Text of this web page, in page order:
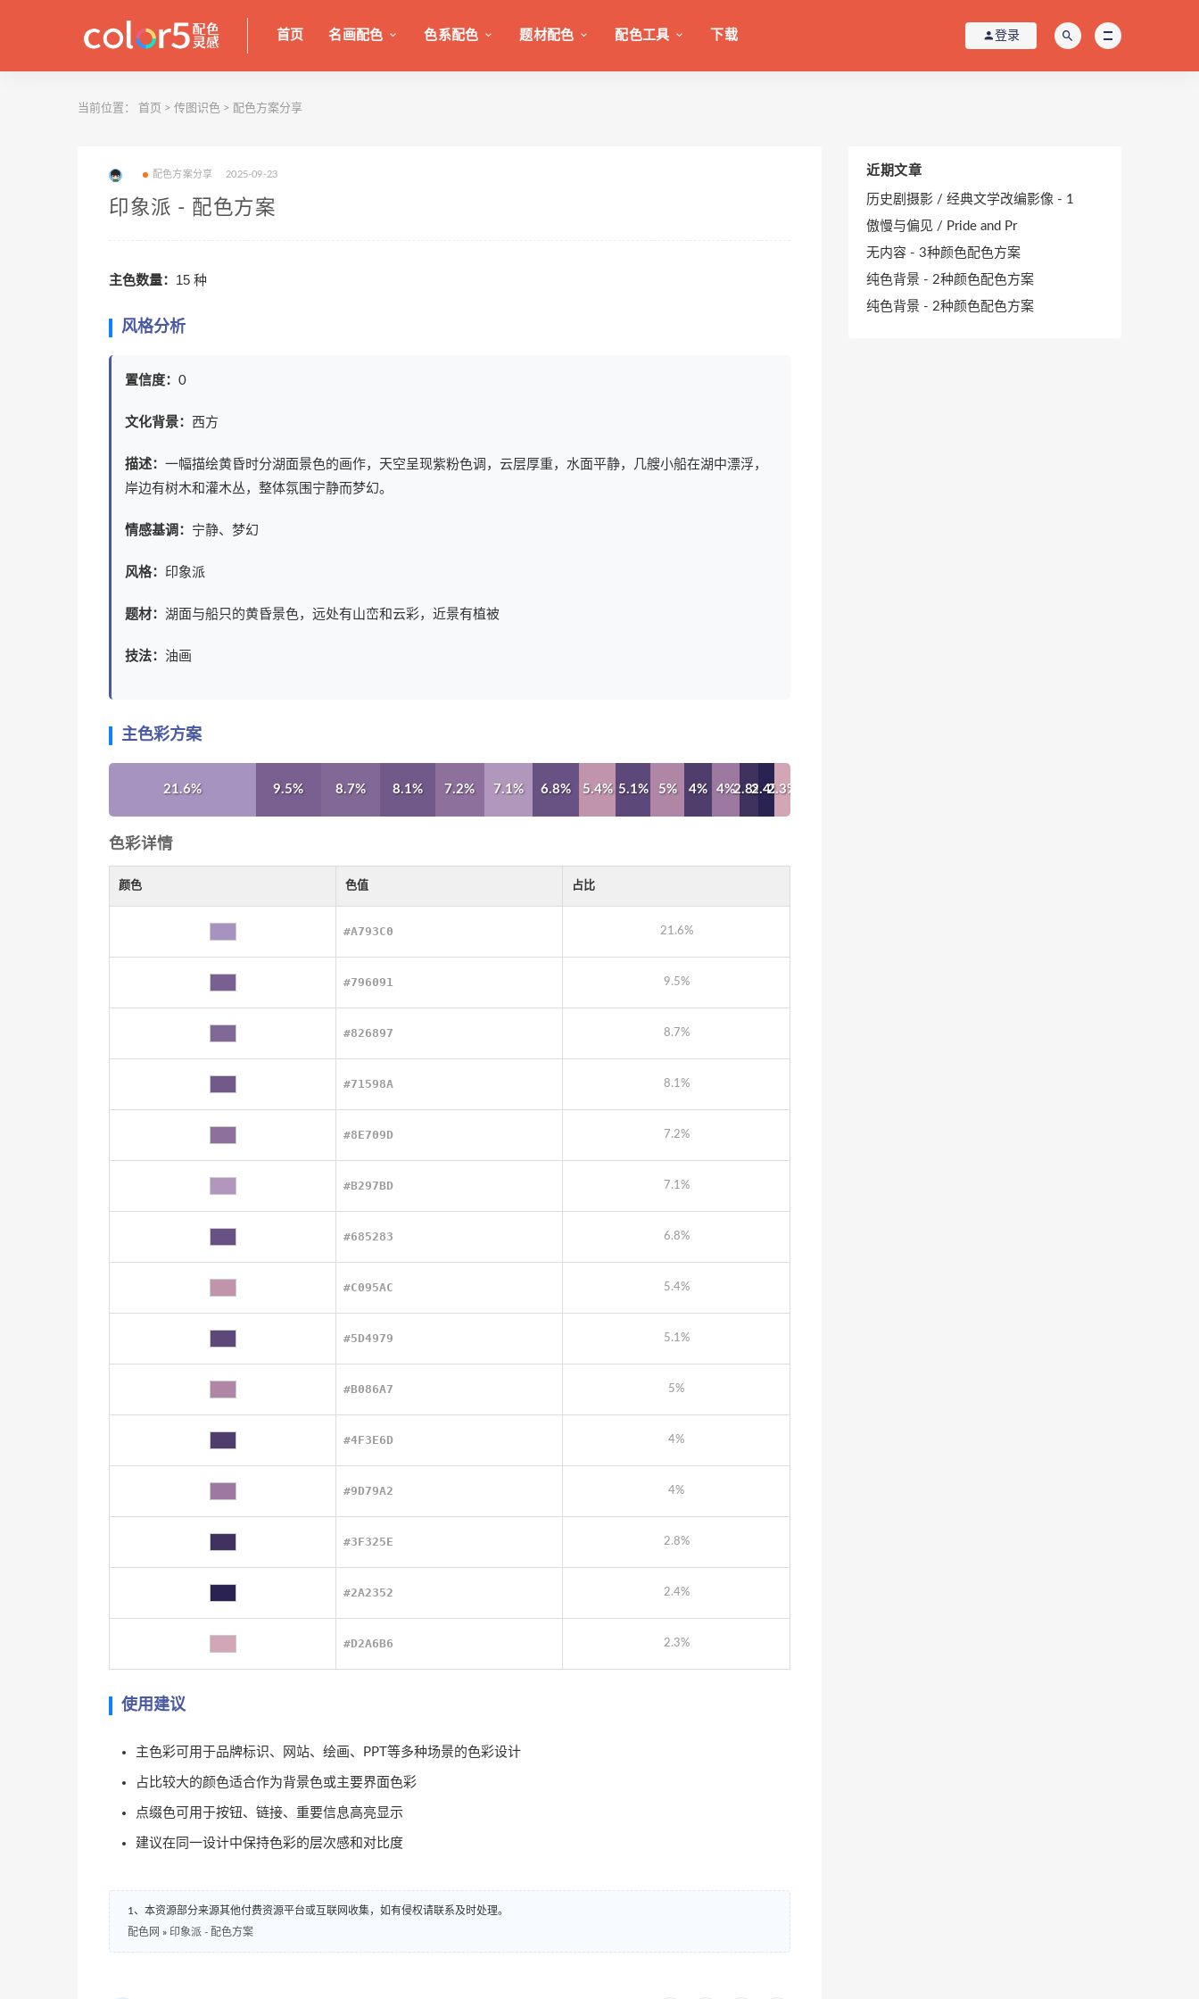
首页 名画配色 色系配色 题材配色 配色工具 下载 登录
当前位置： 首页 > 传图识色 > 配色方案分享
配色方案分享 2025-09-23
印象派 - 配色方案
主色数量： 15 种
风格分析
置信度： 0
文化背景： 西方
描述： 一幅描绘黄昏时分湖面景色的画作，天空呈现紫粉色调，云层厚重，水面平静，几艘小船在湖中漂浮，
岸边有树木和灌木丛，整体氛围宁静而梦幻。
情感基调： 宁静、梦幻
风格： 印象派
题材： 湖面与船只的黄昏景色，远处有山峦和云彩，近景有植被
技法： 油画
主色彩方案
21.6% 9.5% 8.7% 8.1% 7.2% 7.1% 6.8% 5.4% 5.1% 5% 4% 4%2.8%2.4%
2.3%
色彩详情
颜色 色值 占比
#A793C0 21.6%
#796091 9.5%
#826897 8.7%
#71598A 8.1%
#8E709D 7.2%
#B297BD 7.1%
#685283 6.8%
#C095AC 5.4%
#5D4979 5.1%
#B086A7 5%
#4F3E6D 4%
#9D79A2 4%
#3F325E 2.8%
#2A2352 2.4%
#D2A6B6 2.3%
使用建议
主色彩可用于品牌标识、网站、绘画、PPT等多种场景的色彩设计
占比较大的颜色适合作为背景色或主要界面色彩
点缀色可用于按钮、链接、重要信息高亮显示
建议在同一设计中保持色彩的层次感和对比度
1、本资源部分来源其他付费资源平台或互联网收集，如有侵权请联系及时处理。
配色网 » 印象派 - 配色方案
近期文章
历史剧摄影 / 经典文学改编影像 - 1
傲慢与偏见 / Pride and Pr
无内容 - 3种颜色配色方案
纯色背景 - 2种颜色配色方案
纯色背景 - 2种颜色配色方案